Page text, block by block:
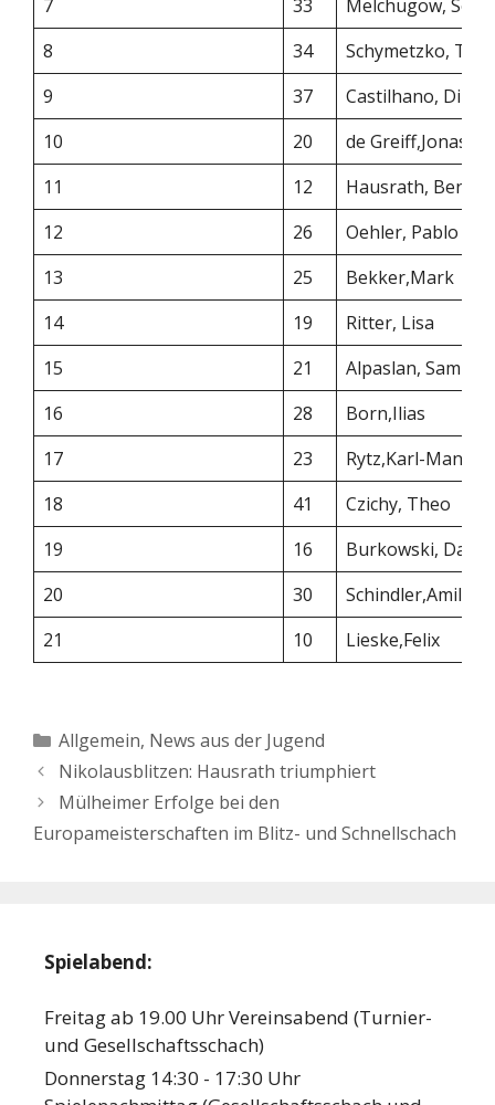
7 33
Melchugow,
8
34
Schymetzko, Tim
9
37
Castilhano, Dini
10
20
de Greiff,Jonas
11
12
Hausrath, Benjam
12
26
Oehler, Pablo
13
25
Bekker,Mark
14
19
Ritter, Lisa
15
21
Alpaslan, Sami
16
28
Born,Ilias
17
23
Rytz,Karl-Manik
18
41
Czichy, Theo
19
16
Burkowski, David
20
30
Schindler,Amilia
21
10 Lieske,Felix
Kategorien
Allgemein, News aus der Jugend
Nikolausblitzen: Hausrath triumphiert
Mülheimer Erfolge bei den
Europameisterschaften im Blitz- und Schnellschach
Spielabend:
Freitag ab 19.00 Uhr Vereinsabend (Turnier-
und Gesellschaftsschach)
Donnerstag 14:30 - 17:30 Uhr